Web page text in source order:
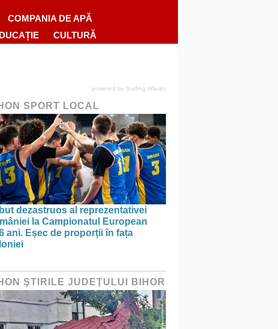
COMPANIA DE APĂ
CULTURĂ
powered by Surfing Waves
SPORT LOCAL
dezastruos al reprezentativei
la Campionatul European
ani. Eșec de proporții în fața
ŞTIRILE JUDEŢULUI BIHOR